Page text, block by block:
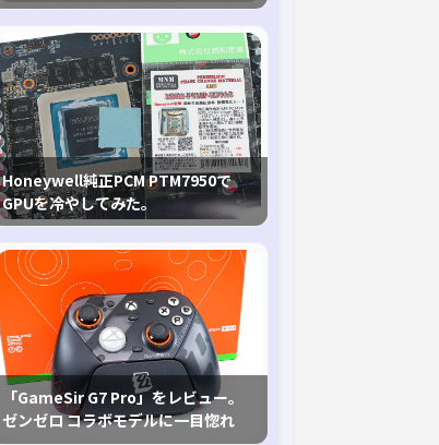
Honeywell純正PCM PTM7950で
GPUを冷やしてみた。
「GameSir G7 Pro」をレビュー。
ゼンゼロ コラボモデルに一目惚れ